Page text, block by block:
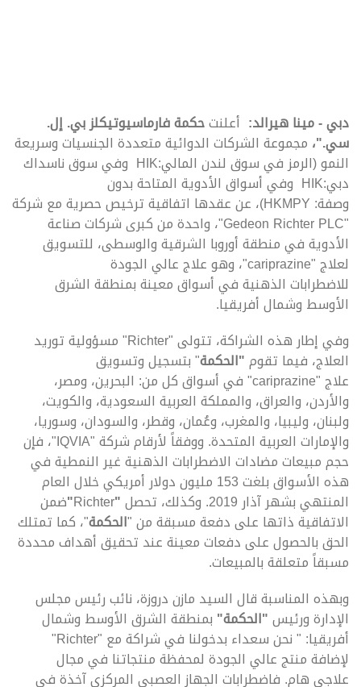
دبي - مينا هيرالد: أعلنتحكمة فارماسيوتيكلز بي. إل.
سي."،مجموعة الشركات الدوائية متعددة الجنسيات وسريعة
النمو (الرمز في سوق لندن المالي:HIK وفي سوق ناسداك
دبي:HIK وفي أسواق الأدوية المتاحة بدون
وصفة: HKMPY)، عن عقدها اتفاقية ترخيص حصرية مع شركة
"Gedeon Richter PLC"، واحدة من كبرى شركات صناعة
الأدوية في منطقة أوروبا الشرقية والوسطى، للتسويق
لعلاج "cariprazine"، وهو علاج عالي الجودة
للاضطرابات الذهنية في أسواق معينة بمنطقة الشرق
الأوسط وشمال أفريقيا.
وفي إطار هذه الشراكة، تتولى "Richter" مسؤولية توريد
العلاج، فيما تقوم"الحكمة" بتسجيل وتسويق
علاج "cariprazine" في أسواق كل من: البحرين، ومصر،
والأردن، والعراق، والمملكة العربية السعودية، والكويت،
ولبنان، وليبيا، والمغرب، وعُمان، وقطر، والسودان، وسوريا،
والإمارات العربية المتحدة. ووفقاً لأرقام شركة "IQVIA"، فإن
حجم مبيعات مضادات الاضطرابات الذهنية غير النمطية في
هذه الأسواق بلغت 153 مليون دولار أمريكي خلال العام
المنتهي بشهر آذار 2019. وكذلك، تحصل
"
Richter
"ضمن
الاتفاقية ذاتها على دفعة مسبقة من "الحكمة"، كما تمتلك
الحق بالحصول على دفعات معينة عند تحقيق أهداف محددة
مسبقاً متعلقة بالمبيعات.
وبهذه المناسبة قال السيد مازن دروزة، نائب رئيس مجلس
الإدارة ورئيس"الحكمة"بمنطقة الشرق الأوسط وشمال
أفريقيا: " نحن سعداء بدخولنا في شراكة مع "Richter"
لإضافة منتج عالي الجودة لمحفظة منتجاتنا في مجال
علاجي هام. فاضطرابات الجهاز العصبي المركزي آخذة في